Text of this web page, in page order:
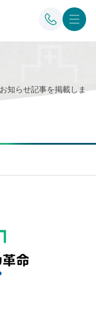
知らせ記事を掲載しま